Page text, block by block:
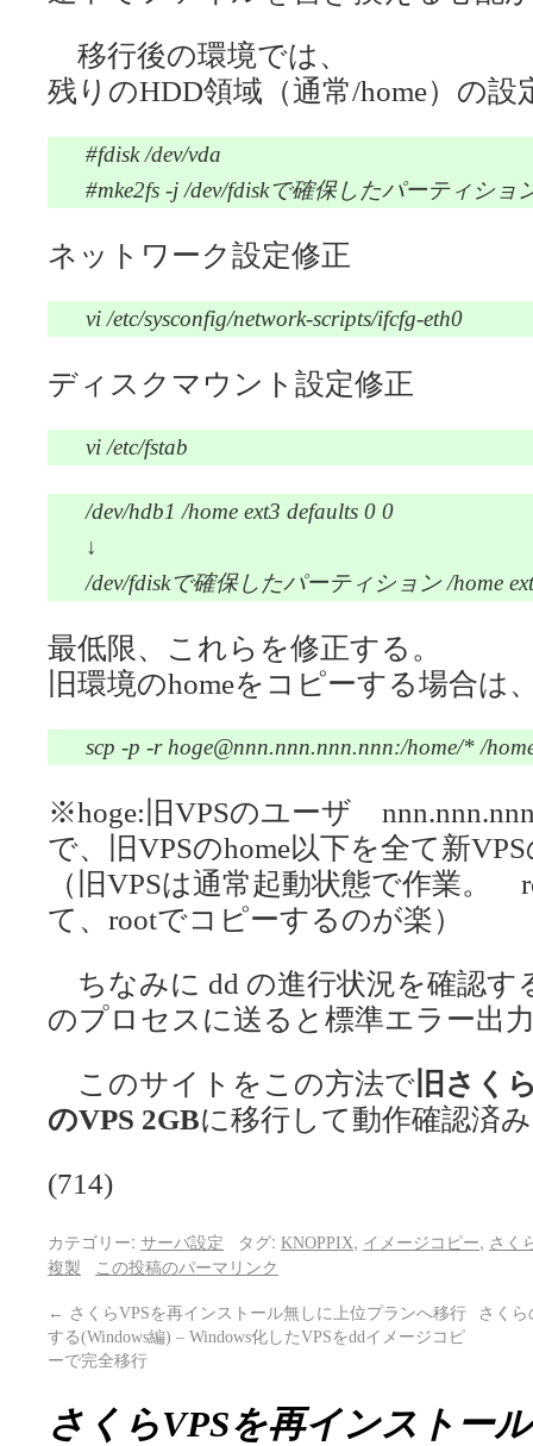
移行後の環境では、
残りのHDD領域（通常/home）の設
#fdisk /dev/vda
#mke2fs -j /dev/fdiskで確保したパーティショ
ネットワーク設定修正
vi /etc/sysconfig/network-scripts/ifcfg-eth0
ディスクマウント設定修正
vi /etc/fstab
/dev/hdb1 /home ext3 defaults 0 0
↓
/dev/fdiskで確保したパーティション /home
最低限、これらを修正する。
旧環境のhomeをコピーする場合は
scp -p -r hoge@nnn.nnn.nnn.nnn:/home/* /
※hoge:旧VPSのユーザ
で、旧VPSのhome以下を全て新
（旧VPSは通常起動状態で作業。
て、rootでコピーするのが楽）
ちなみに dd の進行状況を確認す
のプロセスに送ると標準エラー出
このサイトをこの方法で 旧さく
のVPS 2GBに移行して動作確認済
(714)
カテゴリー: サーバ設定 タグ: KNOPPIX, イメージコピー, さく
複製
この投稿のパーマリンク
← さくらVPSを再インストール無しに上位プランへ移行
する(Windows編) – Windows化したVPSをddイメージコピ
ーで完全移行
さく
さくらVPSを再インストー